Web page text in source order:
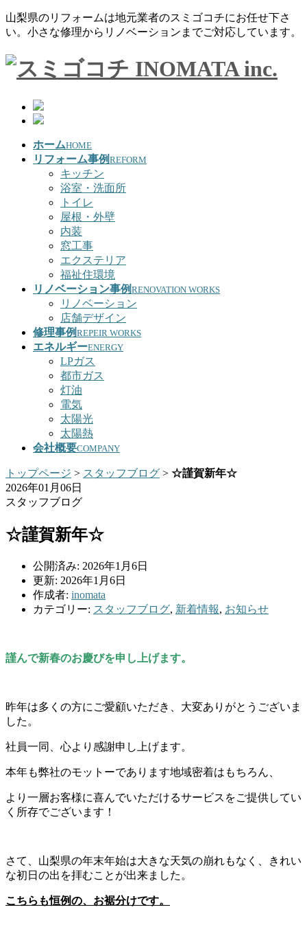
山梨県のリフォームは地元業者のスミゴコチにお任せ下さ
い。小さな修理からリノベーションまでご対応しています。
ホームHOME
リフォーム事例 REFORM
キッチン
浴室・洗面所
トイレ
屋根・外壁
内装
窓工事
エクステリア
福祉住環境
リノベーション事例 RENOVATION WORKS
リノベーション
店舗デザイン
修理事例 REPEIR WORKS
エネルギーENERGY
LPガス
都市ガス
灯油
電気
太陽光
太陽熱
会社概要COMPANY
トップページ > スタッフブログ > ☆謹賀新年☆
2026年01月06日
スタッフブログ
☆謹賀新年☆
公開済み: 2026年1月6日
更新: 2026年1月6日
作成者: inomata
カテゴリー: スタッフブログ, 新着情報, お知らせ
謹んで新春のお慶びを申し上げます。
昨年は多くの方にご愛顧いただき、大変ありがとうございま
した。
社員一同、心より感謝申し上げます。
本年も弊社のモットーであります地域密着はもちろん、
より一層お客様に喜んでいただけるサービスをご提供してい
く所存でございます！
さて、山梨県の年末年始は大きな天気の崩れもなく、きれい
な初日の出を拝むことが出来ました。
こちらも恒例の、お裾分けです。